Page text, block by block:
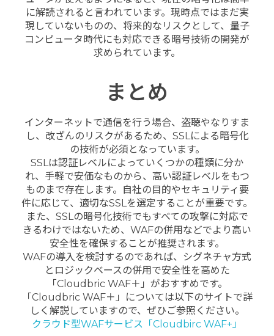
に解読されると言われています。現時点ではまだ実
現していないものの、将来的なリスクとして、量子
コンピュータ時代にも対応できる暗号技術の開発が
求められています。
まとめ
インターネットで通信を行う場合、盗聴やなりすま
し、改ざんのリスクがあるため、SSLによる暗号化
の技術が必須となっています。
SSLは認証レベルによっていくつかの種類に分か
れ、手軽で安価なものから、高い認証レベルをもつ
ものまで存在します。自社の目的やセキュリティ要
件に応じて、適切なSSLを選定することが重要です。
また、SSLの暗号化技術でもすべての攻撃に対応で
きるわけではないため、WAFの併用などでより高い
安全性を確保することが推奨されます。
WAFの導入を検討するのであれば、シグネチャ方式
とロジックベースの併用で安全性を高めた
「Cloudbric WAF＋」がおすすめです。
「Cloudbric WAF＋」については以下のサイトで詳
しく解説していますので、ぜひご参照ください。
クラウド型WAFサービス「Cloudbirc WAF+」